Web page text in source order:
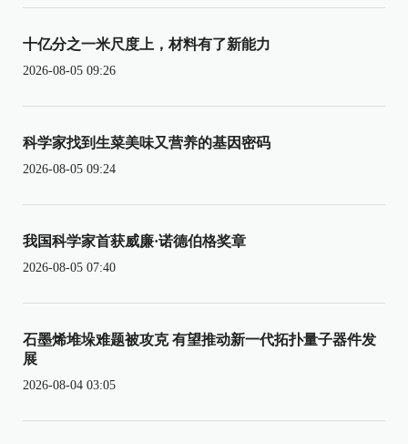
十亿分之一米尺度上，材料有了新能力
2026-08-05 09:26
科学家找到生菜美味又营养的基因密码
2026-08-05 09:24
我国科学家首获威廉·诺德伯格奖章
2026-08-05 07:40
石墨烯堆垛难题被攻克 有望推动新一代拓扑量子器件发
展
2026-08-04 03:05